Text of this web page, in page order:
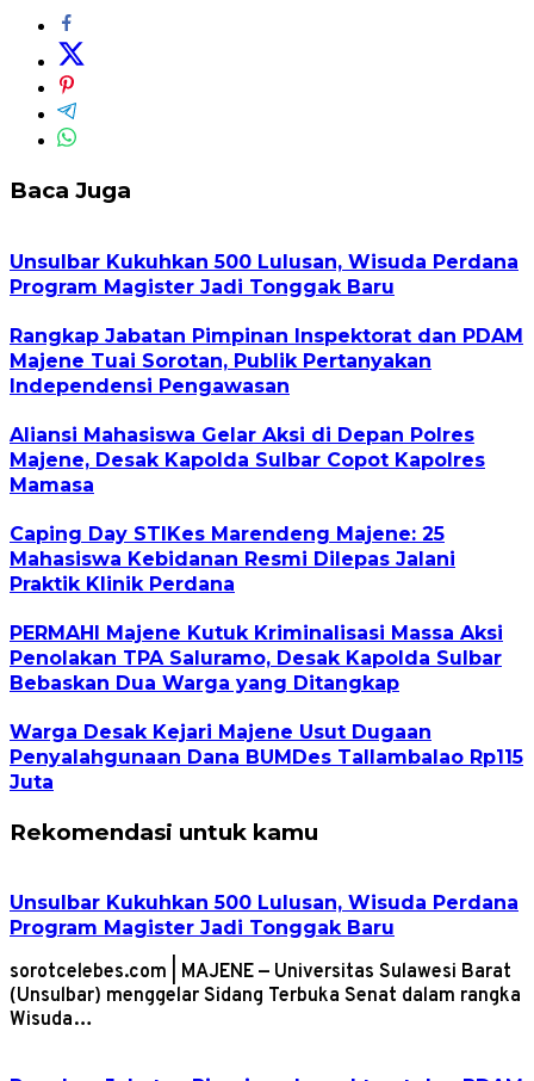
Baca Juga
Unsulbar Kukuhkan 500 Lulusan, Wisuda Perdana
Program Magister Jadi Tonggak Baru
Rangkap Jabatan Pimpinan Inspektorat dan PDAM
Majene Tuai Sorotan, Publik Pertanyakan
Independensi Pengawasan
Aliansi Mahasiswa Gelar Aksi di Depan Polres
Majene, Desak Kapolda Sulbar Copot Kapolres
Mamasa
Caping Day STIKes Marendeng Majene: 25
Mahasiswa Kebidanan Resmi Dilepas Jalani
Praktik Klinik Perdana
PERMAHI Majene Kutuk Kriminalisasi Massa Aksi
Penolakan TPA Saluramo, Desak Kapolda Sulbar
Bebaskan Dua Warga yang Ditangkap
Warga Desak Kejari Majene Usut Dugaan
Penyalahgunaan Dana BUMDes Tallambalao Rp115
Juta
Rekomendasi untuk kamu
Unsulbar Kukuhkan 500 Lulusan, Wisuda Perdana
Program Magister Jadi Tonggak Baru
sorotcelebes.com | MAJENE — Universitas Sulawesi Barat
(Unsulbar) menggelar Sidang Terbuka Senat dalam rangka
Wisuda…